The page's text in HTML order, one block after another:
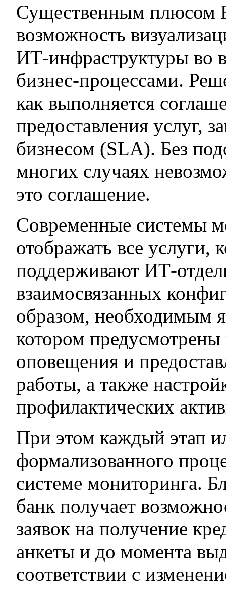
Существенным плюсом
возможность
ИТ-инфраструктуры во
бизнес-процессами.
как выполняется
предоставления услуг,
бизнесом (SLA). Без
многих случаях
это соглашение.
Современные системы
отображать все услуги,
поддерживают ИТ-
взаимосвязанных
образом, необходимым
котором
оповещения и
работы, а также
профилактических
При этом каждый этап
формализованного
системе мониторинга.
банк получает
заявок на получение
анкеты и до момента
соответствии с